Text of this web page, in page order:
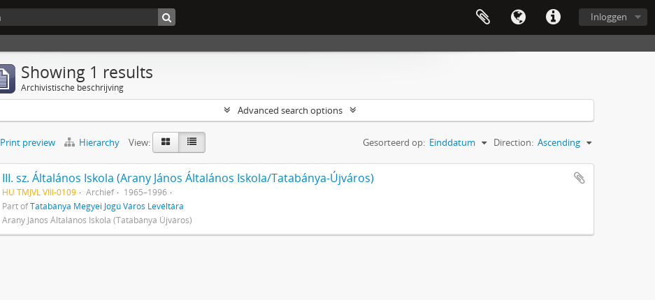
Inloggen
Showing 1 results
Archivistische beschrijving
Advanced search options
Print preview Hierarchy View: Gesorteerd op: Einddatum Direction: Ascending
III. sz. Általános Iskola (Arany János Általános Iskola/Tatabánya-Újváros)
HU TMJVL VIII-0109 Archief
1965–1996
Part ofTatabánya Megyei Jogú Város Levéltára
Arany János Általános Iskola (Tatabánya Újváros)